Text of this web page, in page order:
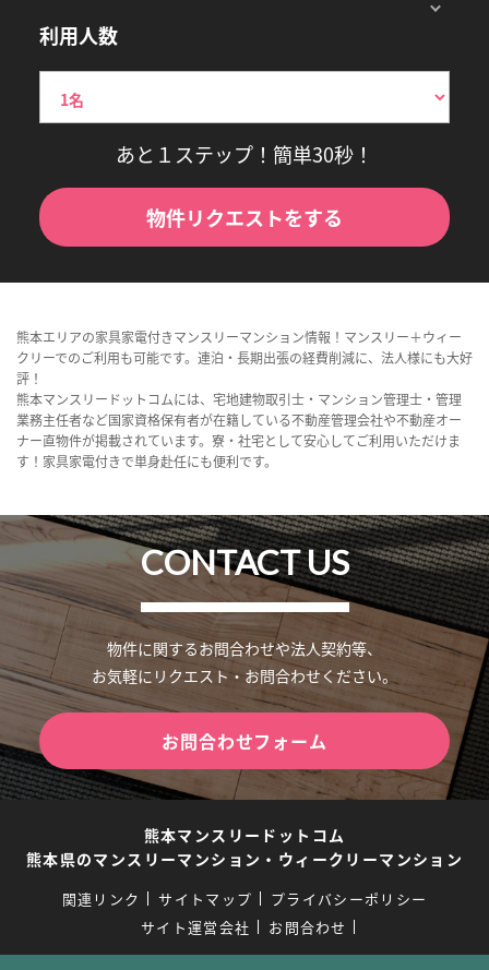
利用人数
あと１ステップ！簡単30秒！
物件リクエストをする
熊本エリアの家具家電付きマンスリーマンション情報！マンスリー＋ウィー
クリーでのご利用も可能です。連泊・長期出張の経費削減に、法人様にも大好
評！
熊本マンスリードットコムには、宅地建物取引士・マンション管理士・管理
業務主任者など国家資格保有者が在籍している不動産管理会社や不動産オー
ナー直物件が掲載されています。寮・社宅として安心してご利用いただけま
す！家具家電付きで単身赴任にも便利です。
CONTACT US
物件に関するお問合わせや法人契約等、
お気軽にリクエスト・お問合わせください。
お問合わせフォーム
熊本マンスリードットコム
熊本県のマンスリーマンション・ウィークリーマンション
関連リンク サイトマップ
プライバシーポリシー
サイト運営会社
お問合わせ